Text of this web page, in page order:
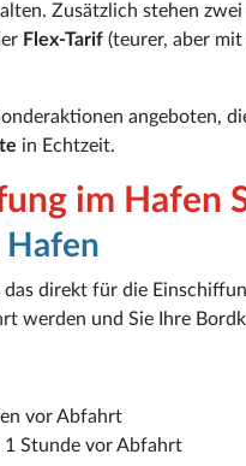
Zusätzlich stehen
Flex-Tarif (teurer, aber
angeboten,
in Echtzeit.
im Hafen
Hafen
direkt für die
werden und Sie Ihre
vor Abfahrt
1 Stunde vor Abfahrt